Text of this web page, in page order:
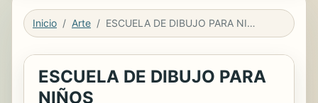
Inicio Arte ESCUELA DE DIBUJO PARA NIÑOS
ESCUELA DE DIBUJO PARA
NIÑOS